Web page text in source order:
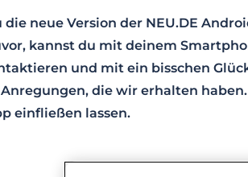
neue Version der NEU.DE
kannst du mit deinem
und mit ein bisschen
die wir erhalten
einfließen lassen.